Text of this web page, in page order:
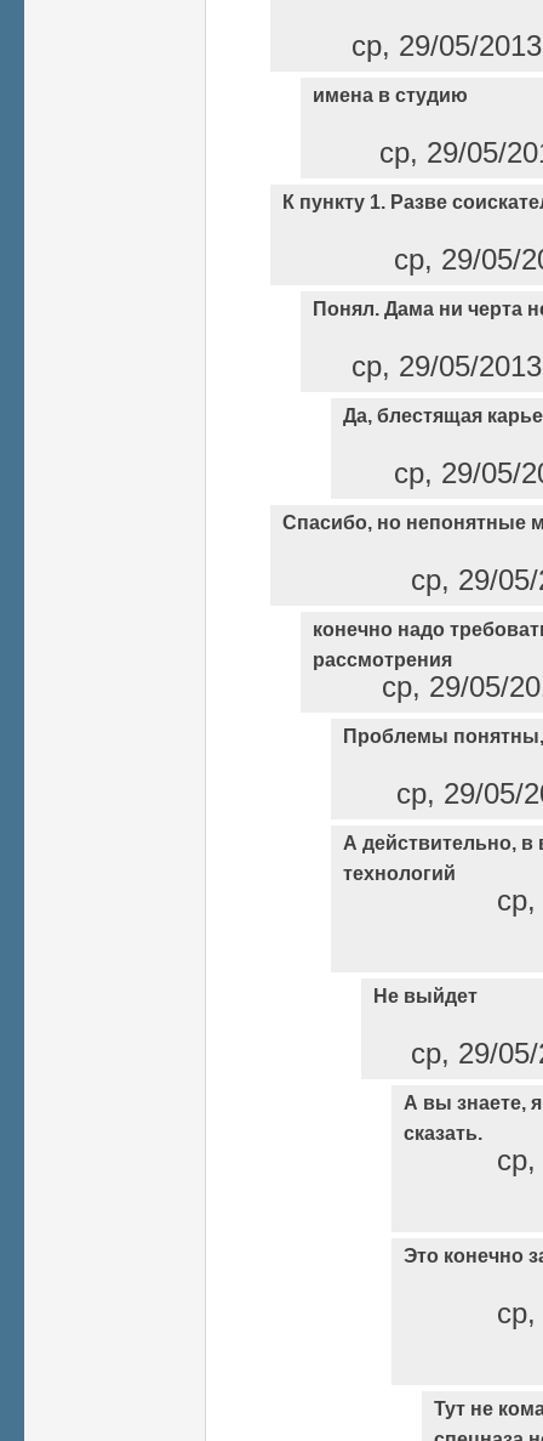
ср, 29/05/
имена в студию
ср, 29/05/
К пункту 1. Разве
ср, 29/05/
Понял. Дама ни черта
ср, 29/05/
Да, блестящая
ср, 29/05/
Спасибо, но непонятные
ср, 29/
конечно надо
рассмотрения
ср, 29/05/
Проблемы
ср, 29/05/
А действительно,
технологий
Не выйдет
ср, 29/
А вы знаете,
сказать.
Это конечно
Тут не